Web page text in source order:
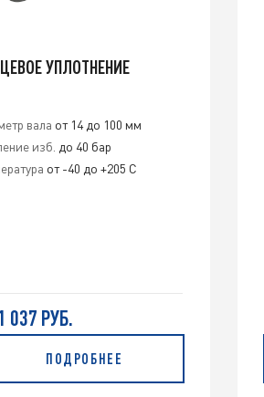
УПЛОТНЕНИЕ
вала от 14 до 100 мм
изб. до 40 бар
от -40 до +205 С
037 РУБ.
ПОДРОБНЕЕ